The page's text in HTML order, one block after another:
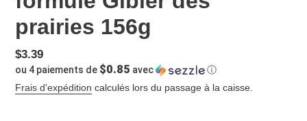
prairies 156g
Prix
normal
$3.39
ou 4 paiements de $0.85 avec
ⓘ
Frais d'expédition calculés lors du passage à la caisse.